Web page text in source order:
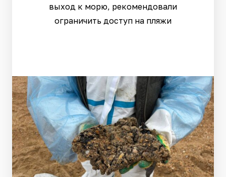
выход к морю, рекомендовали
ограничить доступ на пляжи